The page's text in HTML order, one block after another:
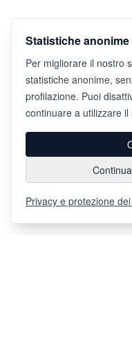
Statistiche anonime
Per migliorare il nostro
statistiche anonime,
profilazione. Puoi
continuare a utilizzare
Privacy e protezione